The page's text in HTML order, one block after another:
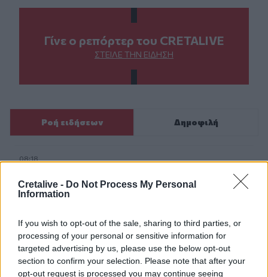
Cretalive - Do Not Process My Personal
Information
If you wish to opt-out of the sale, sharing to third parties, or
processing of your personal or sensitive information for
targeted advertising by us, please use the below opt-out
section to confirm your selection. Please note that after your
opt-out request is processed you may continue seeing
Γίνε ο ρεπόρτερ του CRETALIVE
ΣΤΕΊΛΕ ΤΗΝ ΕΊΔΗΣΗ
Ροή ειδήσεων Δημοφιλή
08:18
08:12
ανοίγει δρόμο για δάνεια έως 5 δισ. σε μικρομεσαίες
08:05
Επικίνδυνο “κοκτέιλ” μελτεμιών και ζέστης το
Σαββατοκύριακο – Και η Κρήτη στο “κόκκινο” για φωτιές